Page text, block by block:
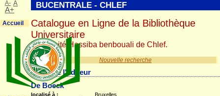
Nouvelle recherche
Détail de l'éditeur
De Boeck
localisé à :
Bruxelles
BUCENTRALE - CHLEF
Catalogue en Ligne de la Bibliothèque
Universitaire
Université Hassiba benbouali de Chlef.
A- A
A+
Accueil